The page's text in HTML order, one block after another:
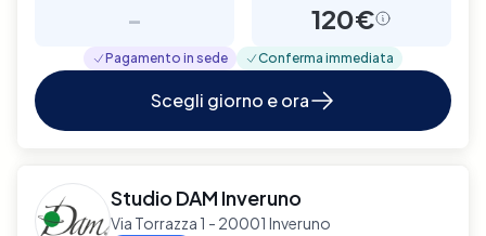
- 120€
Pagamento in sede Conferma immediata
Scegli giorno e ora
Studio DAM Inveruno
Via Torrazza 1 - 20001 Inveruno